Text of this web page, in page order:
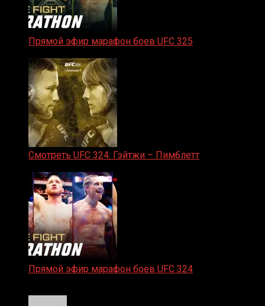
Прямой эфир марафон боев UFC 325
Смотреть UFC 324: Гэйтжи – Пимблетт
Прямой эфир марафон боев UFC 324